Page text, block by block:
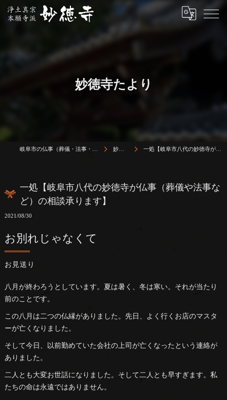
妙徳寺たより
妙徳寺たより 一処【岐阜市八代の妙徳寺が仏事（葬儀や法事など）の相談承ります】
一処【岐阜市八代の妙徳寺が仏事（葬儀や法事な
ど）の相談承ります】
2021/08/30
お見送り
お別れじゃなくて
八月が終わろうとしています。夏は暑く、冬は寒い。それが当たり
前のことです。
この八月は二つの仏縁がありました。先日、よく行くお店のマスタ
ーが亡くなりました。
そして今日、以前勤めていた会社の上司が亡くなったという連絡が
ありました。
二人とも大変お世話になりました。そして二人とも早すぎます。私
たちの命は永遠ではありません。